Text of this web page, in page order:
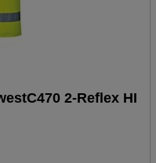
2-Reflex HI